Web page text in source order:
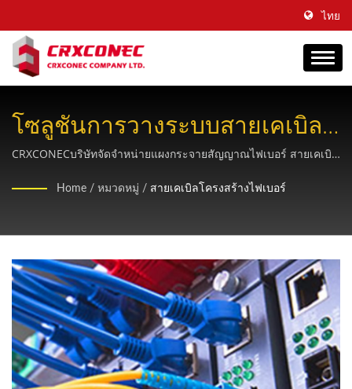
ไทย
โซลูชันการวางระบบสายเคเบิล
ใยแก้วนำแสงแบบครบวงจร
สำหรับโครงสร้างพื้นฐานเครือ
CRXCONECบริษัทจัดจำหน่ายแผงกระจายสัญญาณไฟเบอร์ สายเคเบิล
รับการออกแบบมาเพื่อการใช้งานด้านโทรคมนาคมและศูนย์ข้อมูล
Home / หมวดหมู่ / สายเคเบิลโครงสร้างไฟเบอร์